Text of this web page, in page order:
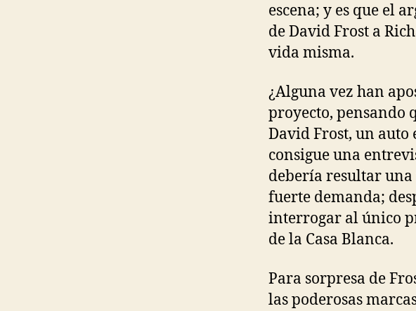
escena; y es que el
de David Frost a
vida misma.
¿Alguna vez han
proyecto, pensando
David Frost, un
consigue una
debería resultar
fuerte demanda;
interrogar al único
de la Casa Blanca.
Para sorpresa de
las poderosas